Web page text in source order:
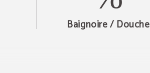
Baignoire / Douche